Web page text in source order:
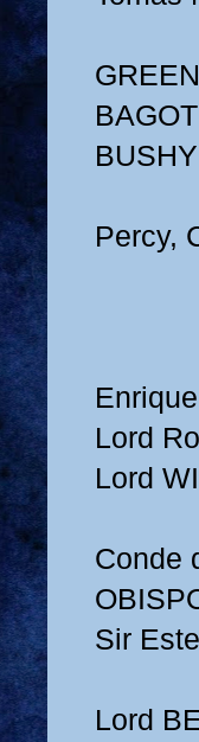
GREEN
BUSHY
Percy,
Lord
Lord
Conde
Sir
Lord